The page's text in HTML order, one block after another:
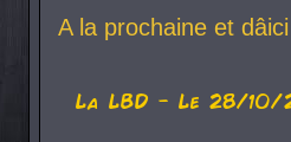
A la prochaine et
La LBD - Le 28/10/